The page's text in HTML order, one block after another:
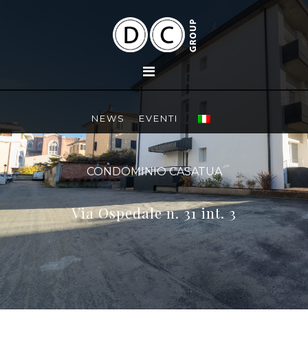
NEWS EVENTI
CONDOMINIO CASATUA
Via Ospedale n. 31 int. 3